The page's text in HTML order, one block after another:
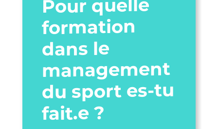
Pour quelle
formation
dans le
management
du sport es-tu
fait.e ?